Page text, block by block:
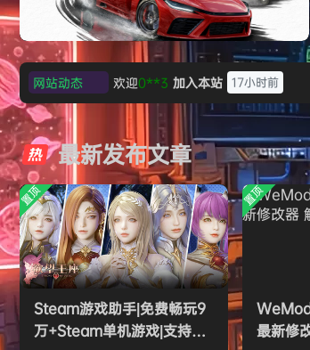
极限竞速：地平线6（Forza Horizon 6）免
安装中文版
网站动态
17小时前
欢迎c***s 加入本站 19小时前
欢迎 V****y 加入本站 21小时前
欢迎 j***j 加入本站 21小时前
欢迎1******4 加入本站 8月5日
l***g 签到获取 28 点积分 8月
w******g 签到获取 49 点积分
欢迎w******g 加入本站 8月4日
欢迎Z******U 加入本站
欢迎k******2 加入本站
e******i 签到获取
欢迎Q*H 加入本站 16小时前
欢迎e******i 加入本站 16小时前
最新发布文章
置顶
Steam游戏助手|免费畅玩9
万+Steam单机游戏|支持D
置顶
最新修